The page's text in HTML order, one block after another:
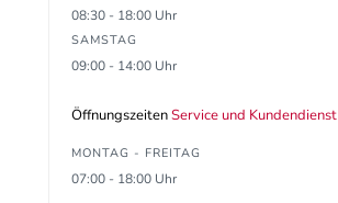
08:30 - 18:00 Uhr
SAMSTAG
09:00 - 14:00 Uhr
ÖffnungszeitenService und Kundendienst
MONTAG - FREITAG
07:00 - 18:00 Uhr